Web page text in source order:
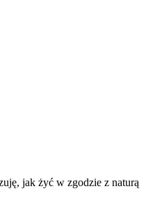
jak żyć w zgodzie z naturą